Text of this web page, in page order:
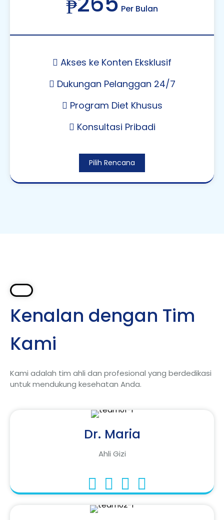
₱ Per Bulan
Akses ke Konten Eksklusif
Dukungan Pelanggan 24/7
Program Diet Khusus
Konsultasi Pribadi
Pilih Rencana
Kenalan dengan Tim
Kami
Kami adalah tim ahli dan profesional yang berdedikasi
untuk mendukung kesehatan Anda.
Dr. Maria
Ahli Gizi